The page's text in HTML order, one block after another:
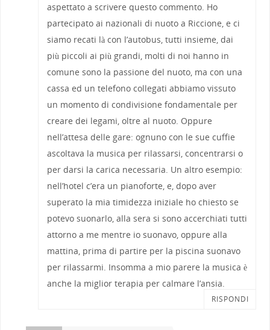
aspettato a scrivere questo commento. Ho
partecipato ai nazionali di nuoto a Riccione, e ci
siamo recati là con l’autobus, tutti insieme, dai
più piccoli ai più grandi, molti di noi hanno in
comune sono la passione del nuoto, ma con una
cassa ed un telefono collegati abbiamo vissuto
un momento di condivisione fondamentale per
creare dei legami, oltre al nuoto. Oppure
nell’attesa delle gare: ognuno con le sue cuffie
ascoltava la musica per rilassarsi, concentrarsi o
per darsi la carica necessaria. Un altro esempio:
nell’hotel c’era un pianoforte, e, dopo aver
superato la mia timidezza iniziale ho chiesto se
potevo suonarlo, alla sera si sono accerchiati tutti
attorno a me mentre io suonavo, oppure alla
mattina, prima di partire per la piscina suonavo
per rilassarmi. Insomma a mio parere la musica è
anche la miglior terapia per calmare l’ansia.
RISPONDI